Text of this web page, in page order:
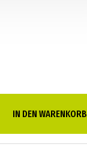
IN DEN WARENKORB